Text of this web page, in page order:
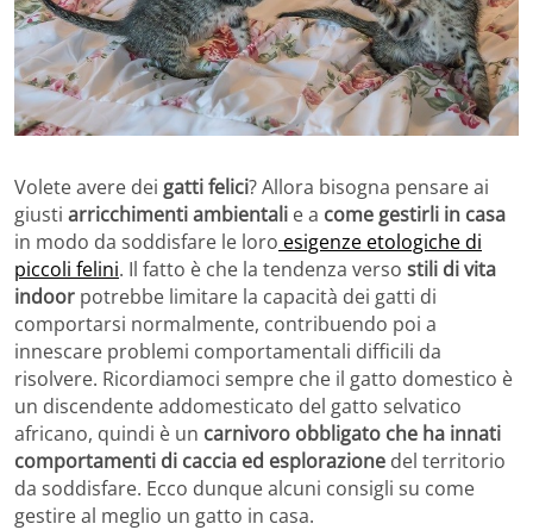
Volete avere dei gatti felici? Allora bisogna pensare ai
giusti arricchimenti ambientali e a come gestirli in casa
in modo da soddisfare le loro esigenze etologiche di
piccoli felini. Il fatto è che la tendenza verso stili di vita
indoor potrebbe limitare la capacità dei gatti di
comportarsi normalmente, contribuendo poi a
innescare problemi comportamentali difficili da
risolvere. Ricordiamoci sempre che il gatto domestico è
un discendente addomesticato del gatto selvatico
africano, quindi è un carnivoro obbligato che ha innati
comportamenti di caccia ed esplorazione del territorio
da soddisfare. Ecco dunque alcuni consigli su come
gestire al meglio un gatto in casa.